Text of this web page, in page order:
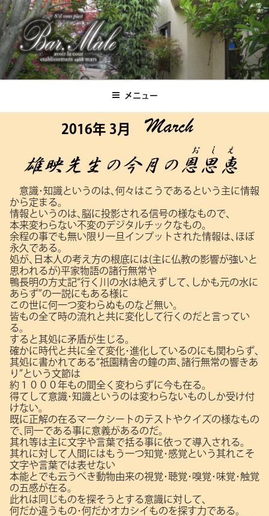
コ
ン
テ
ン
ツ
へBar.Male メニュー
2016年 3月
意識･知識というのは､何々はこうであるという主に情報
から定まる。
情報というのは､脳に投影される信号の様なもので､
本来変わらない不変のデジタルチックなもの。
余程の事でも無い限り一旦インプットされた情報は､ほぼ
永久である。
処が､日本人の考え方の根底には(主に仏教の影響が強いと
思われるが)平家物語の諸行無常や
鴨長明の方丈記“行く川の水は絶えずして､しかも元の水に
あらず”の一説にもある様に
この世に何一つ変わらぬものなど無い。
皆もの全て時の流れと共に変化して行くのだと言ってい
る。
すると其処に矛盾が生じる。
確かに時代と共に全て変化･進化しているのにも関わらず､
其処に書かれてある“祇園精舎の鐘の声､諸行無常の響きあ
り”という文節は
約１０００年もの間全く変わらずに今も在る。
得てして意識･知識というのは変わらないものしか受け付
けない。
既に正解の在るマークシートのテストやクイズの様なもの
で､同一である事に意義があるのだ。
其れ等は主に文字や言葉で括る事に依って導入される。
其れに対して人間にはもう一つ知覚･感覚という其れこそ
文字や言葉では表せない
本能とでも云うべき動物由来の視覚･聴覚･嗅覚･味覚･触覚
の五感が在る。
此れは同じものを探そうとする意識に対して､
何だか違うもの･何だかオカシイものを探す力である。